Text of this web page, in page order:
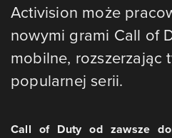
Activision może
nowymi grami Call of
mobilne, rozszerzając
popularnej serii.
Call of Duty od zawsze